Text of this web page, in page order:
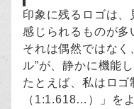
印象に残るロゴは、
感じられるものが多
それは偶然ではなく
ル”が、静かに機能
たとえば、私はロゴ
（1:1.618…）」を